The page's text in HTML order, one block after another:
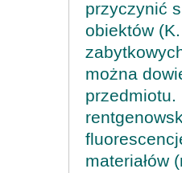
przyczynić
obiektów
można
materiałów